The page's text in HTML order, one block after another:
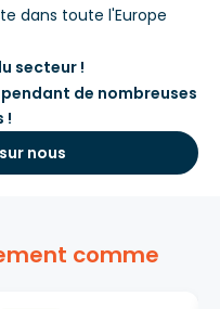
dans toute l'Europe
secteur !
de nombreuses
!
nous
comme